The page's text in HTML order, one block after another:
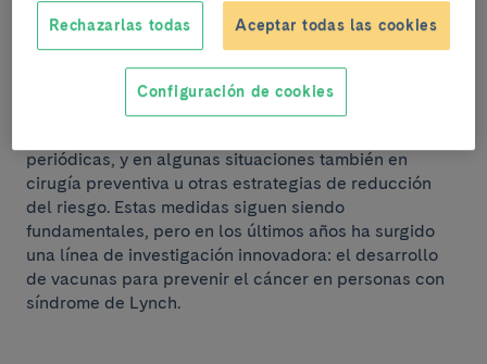
El síndrome de Lynch es la causa hereditaria más
frecuente de cáncer colorrectal y de endometrio, así
como de otros tipos de tumor. En la actualidad, la
prevención se basa principalmente en la vigilancia
periódicas, y en algunas situaciones también en
cirugía preventiva u otras estrategias de reducción
del riesgo. Estas medidas siguen siendo
fundamentales, pero en los últimos años ha surgido
una línea de investigación innovadora: el desarrollo
de vacunas para prevenir el cáncer en personas con
síndrome de Lynch.
Rechazarlas todas Aceptar todas las cookies
Configuración de cookies